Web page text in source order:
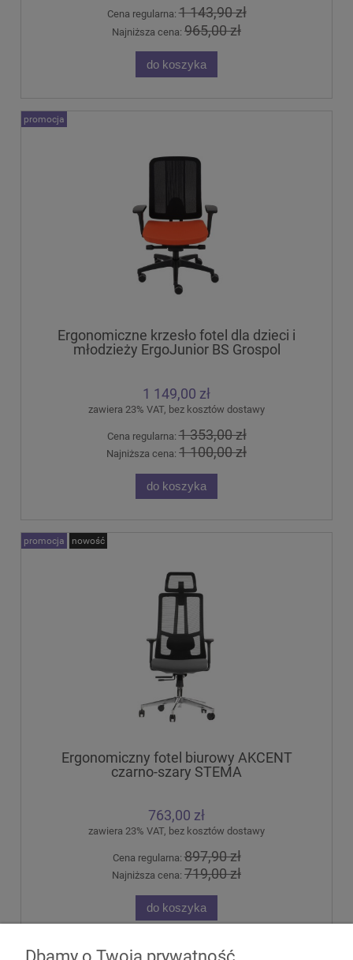
Cena regularna:1 143,90 zł
Najniższa cena: 965,00 zł
do koszyka
Ergonomiczne krzesło fotel dla dzieci i
młodzieży ErgoJunior BS Grospol
1 149,00 zł
zawiera 23% VAT, bez kosztów dostawy
Cena regularna:1 353,00 zł
Najniższa cena: 1 100,00 zł
do koszyka
promocja
Ergonomiczny fotel biurowy AKCENT
czarno-szary STEMA
763,00 zł
zawiera 23% VAT, bez kosztów dostawy
Cena regularna:897,90 zł
Najniższa cena: 719,00 zł
do koszyka
promocja nowość